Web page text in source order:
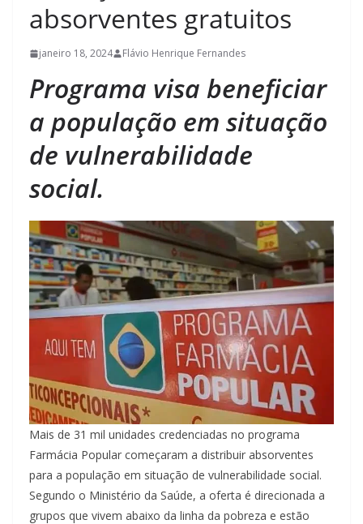
absorventes gratuitos
janeiro 18, 2024 Flávio Henrique Fernandes
Programa visa beneficiar
a população em situação
de vulnerabilidade
social.
Mais de 31 mil unidades credenciadas no programa
Farmácia Popular começaram a distribuir absorventes
para a população em situação de vulnerabilidade social.
Segundo o Ministério da Saúde, a oferta é direcionada a
grupos que vivem abaixo da linha da pobreza e estão